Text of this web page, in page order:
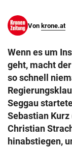
Von krone.at
Wenn es um
geht, macht
so schnell
Seggau
Sebastian
Christian
hinabstiegen,